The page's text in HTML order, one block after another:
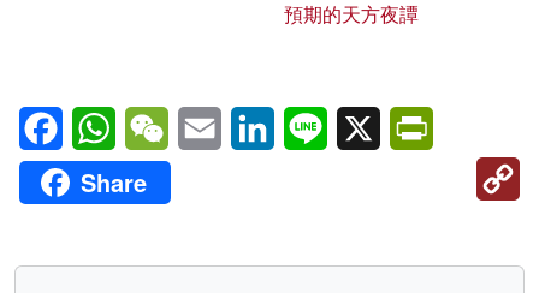
預期的天方夜譚
FacebookWhatsAppWeChatEmail LinkedInLine X
Share